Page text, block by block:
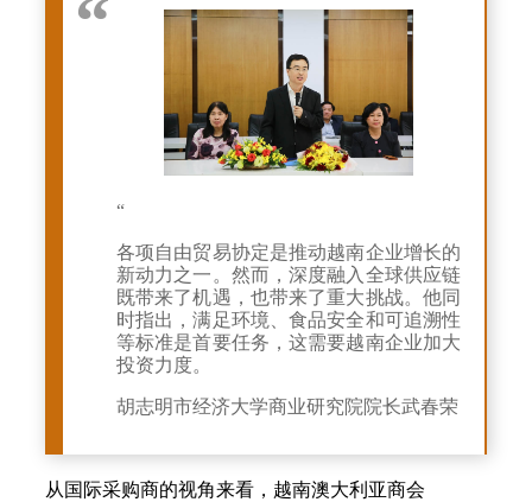
“
各项自由贸易协定是推动越南企业增长的
新动力之一。然而，深度融入全球供应链
既带来了机遇，也带来了重大挑战。他同
时指出，满足环境、食品安全和可追溯性
等标准是首要任务，这需要越南企业加大
投资力度。
胡志明市经济大学商业研究院院长武春荣
从国际采购商的视角来看，越南澳大利亚商会